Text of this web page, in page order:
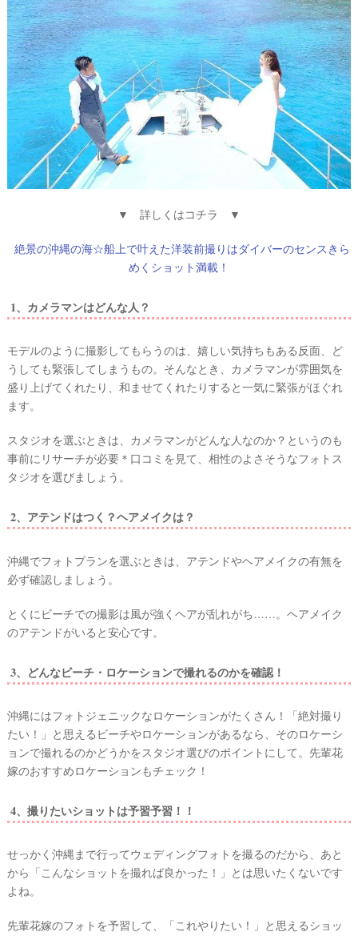
▼ 詳しくはコチラ ▼
絶景の沖縄の海☆船上で叶えた洋装前撮りはダイバーのセンスきら
めくショット満載！
1、カメラマンはどんな人？
モデルのように撮影してもらうのは、嬉しい気持ちもある反面、ど
うしても緊張してしまうもの。そんなとき、カメラマンが雰囲気を
盛り上げてくれたり、和ませてくれたりすると一気に緊張がほぐれ
ます。
スタジオを選ぶときは、カメラマンがどんな人なのか？というのも
事前にリサーチが必要＊口コミを見て、相性のよさそうなフォトス
タジオを選びましょう。
2、アテンドはつく？ヘアメイクは？
沖縄でフォトプランを選ぶときは、アテンドやヘアメイクの有無を
必ず確認しましょう。
とくにビーチでの撮影は風が強くヘアが乱れがち……。ヘアメイク
のアテンドがいると安心です。
3、どんなビーチ・ロケーションで撮れるのかを確認！
沖縄にはフォトジェニックなロケーションがたくさん！「絶対撮り
たい！」と思えるビーチやロケーションがあるなら、そのロケーシ
ョンで撮れるのかどうかをスタジオ選びのポイントにして。先輩花
嫁のおすすめロケーションもチェック！
4、撮りたいショットは予習予習！！
せっかく沖縄まで行ってウェディングフォトを撮るのだから、あと
から「こんなショットを撮れば良かった！」とは思いたくないです
よね。
先輩花嫁のフォトを予習して、「これやりたい！」と思えるショッ
ウ
ェ
デ
ン
グ
フ
ト